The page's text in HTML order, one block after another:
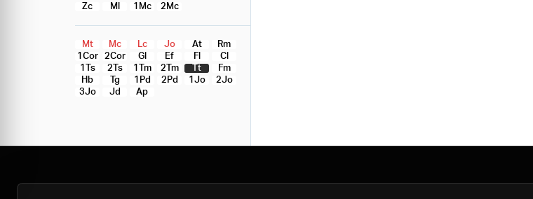
Zc
Ml 1Mc 2Mc
Mt Mc Lc Jo At
Rm
1Cor
2Cor Gl Ef Fl
Cl
1Ts
2Ts 1Tm 2Tm Tt
Fm
Hb
Tg 1Pd 2Pd 1Jo
2Jo
3Jo
Jd Ap